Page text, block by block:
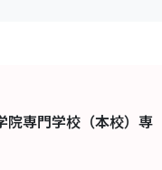
専門学校（本校） 専